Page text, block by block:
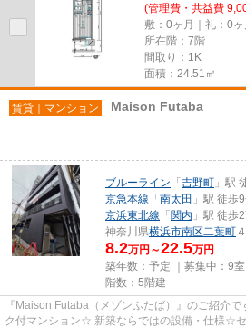
(管理費・共益費
敷：0ヶ月｜礼：0ヶ
所在階：7階
間取り：1K
面積：24.51㎡
賃貸｜マンション Maison Futaba
ブルーライン 「 吉野町 」駅
京急本線 「 南太田 」駅 徒歩
京浜東北線 「 関内 」駅 徒歩
神奈川県横浜市南区二葉町
8.2万円～22.5万円
築年数：予定 ｜募集中： 9室
階数：5階建
『Maison Futaba（メゾンふたば）』のご紹介
ク付マンション☆ 新築ならではの設備・仕様☆